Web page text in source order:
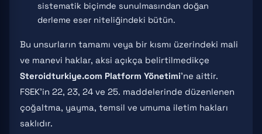
sistematik biçimde sunulmasından doğan
derleme eser niteliğindeki bütün.
Bu unsurların tamamı veya bir kısmı üzerindeki mali
ve manevi haklar, aksi açıkça belirtilmedikçe
Steroidturkiye.com Platform Yönetimi'ne aittir.
FSEK'in 22, 23, 24 ve 25. maddelerinde düzenlenen
çoğaltma, yayma, temsil ve umuma iletim hakları
saklıdır.